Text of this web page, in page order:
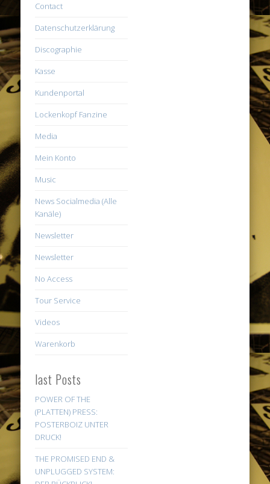
Contact
Datenschutzerklärung
Discographie
Kasse
Kundenportal
Lockenkopf Fanzine
Media
Mein Konto
Music
News Socialmedia (Alle
Kanäle)
Newsletter
Newsletter
No Access
Tour Service
Videos
Warenkorb
last Posts
POWER OF THE
(PLATTEN) PRESS:
POSTERBOIZ UNTER
DRUCK!
THE PROMISED END &
UNPLUGGED SYSTEM: